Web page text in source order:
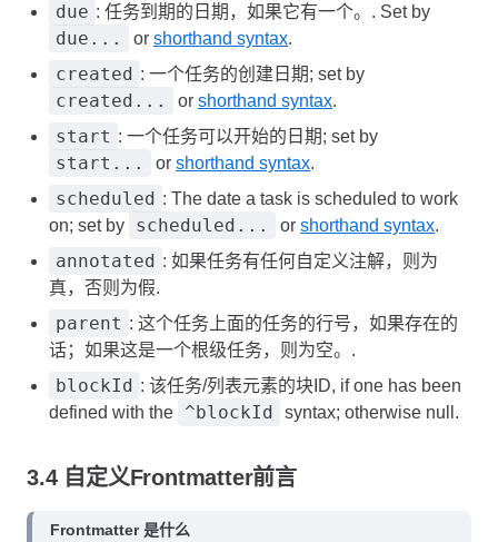
due : 任务到期的日期，如果它有一个。. Set by
due... or shorthand syntax.
created : 一个任务的创建日期; set by
created... or shorthand syntax.
start : 一个任务可以开始的日期; set by
start... or shorthand syntax.
scheduled : The date a task is scheduled to work
on; set by
scheduled... or shorthand syntax.
annotated : 如果任务有任何自定义注解，则为
真，否则为假.
parent : 这个任务上面的任务的行号，如果存在的
话；如果这是一个根级任务，则为空。.
blockId : 该任务/列表元素的块ID, if one has been
defined with the
^blockId syntax; otherwise null.
3.4 自定义Frontmatter前言
Frontmatter 是什么